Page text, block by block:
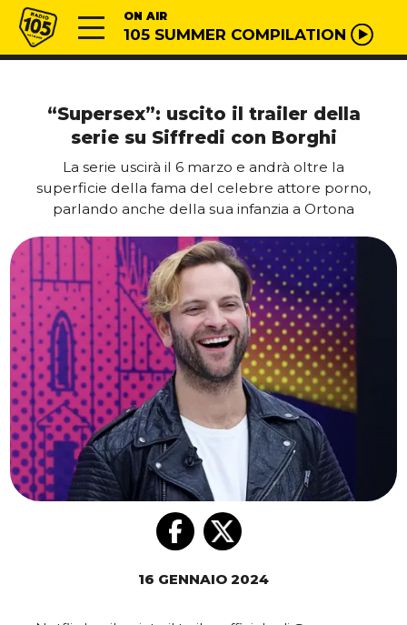
Vai al contenuto
Radio 105 ON AIR
105 SUMMER COMPILATION
“Supersex”: uscito il trailer della
serie su Siffredi con Borghi
La serie uscirà il 6 marzo e andrà oltre la
superficie della fama del celebre attore porno,
parlando anche della sua infanzia a Ortona
16 GENNAIO 2024